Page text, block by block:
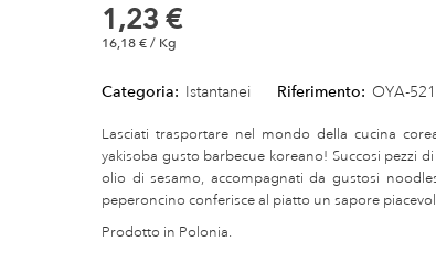
1,23 €
16,18 € / Kg
Categoria: Istantanei Riferimento: OYA-
Lasciati trasportare nel mondo della cucina
yakisoba gusto barbecue koreano! Succosi pezzi
olio di sesamo, accompagnati da gustosi
peperoncino conferisce al piatto un sapore
Prodotto in Polonia.